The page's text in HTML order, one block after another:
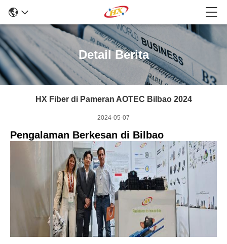
Detail Berita
HX Fiber di Pameran AOTEC Bilbao 2024
2024-05-07
Pengalaman Berkesan di Bilbao